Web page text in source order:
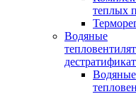
теплых
Водяные
Водяные